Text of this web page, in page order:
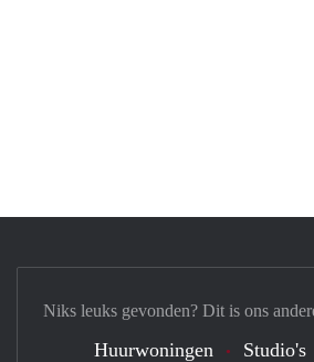
Niks leuks gevonden? Dit is ons
Huurwoningen Studio's